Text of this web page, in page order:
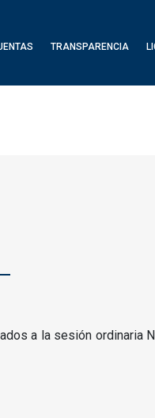
TRANSPARENCIA
a la sesión ordinaria